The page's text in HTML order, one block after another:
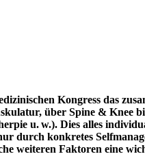
Kongress das
über Spine & Knee
u. w.). Dies alles
durch konkretes
weiteren Faktoren eine